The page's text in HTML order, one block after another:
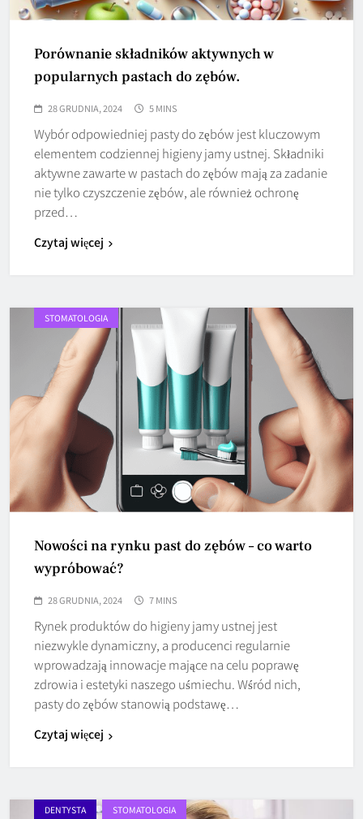
Porównanie składników aktywnych w
popularnych pastach do zębów.
28 GRUDNIA, 2024 5 MINS
Wybór odpowiedniej pasty do zębów jest kluczowym
elementem codziennej higieny jamy ustnej. Składniki
aktywne zawarte w pastach do zębów mają za zadanie
nie tylko czyszczenie zębów, ale również ochronę
przed…
Czytaj więcej
STOMATOLOGIA
Nowości na rynku past do zębów – co warto
wypróbować?
28 GRUDNIA, 2024 7 MINS
Rynek produktów do higieny jamy ustnej jest
niezwykle dynamiczny, a producenci regularnie
wprowadzają innowacje mające na celu poprawę
zdrowia i estetyki naszego uśmiechu. Wśród nich,
pasty do zębów stanowią podstawę…
Czytaj więcej
DENTYSTA STOMATOLOGIA